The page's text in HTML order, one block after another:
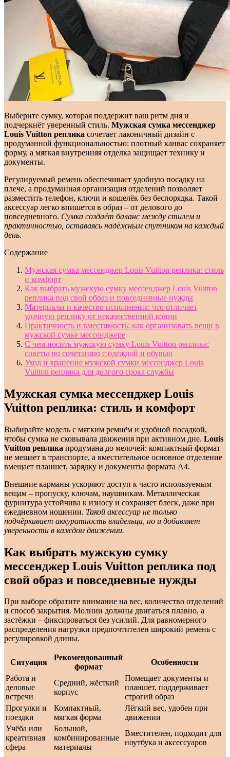
Выберите сумку, которая поддержит ваш ритм дня и
подчеркнёт уверенный стиль. Мужская сумка мессенджер
Louis Vuitton реплика сочетает лаконичный дизайн с
продуманной функциональностью: плотный канвас сохраняет
форму, а мягкая внутренняя отделка защищает технику и
документы.
Регулируемый ремень обеспечивает удобную посадку на
плече, а продуманная организация отделений позволяет
разместить телефон, ключи и кошелёк без беспорядка. Такой
аксессуар легко впишется в образ – от делового до
повседневного. Сумка создаёт баланс между стилем и
практичностью, оставаясь надёжным спутником на каждый
день.
Содержание
Мужская сумка мессенджер Louis Vuitton реплика: стиль
и комфорт
Как выбрать мужскую сумку мессенджер Louis Vuitton
реплика под свой образ и повседневные нужды
Материалы и качество исполнения: что отличает
удачную реплику от некачественной копии
Практичность и вместимость: как организовать вещи в
мужской сумке мессенджере
С чем носить мужскую сумку Louis Vuitton реплика:
советы по сочетанию с одеждой и обувью
Уход и хранение мужской сумки мессенджер Louis
Vuitton реплика для долгого срока службы
Мужская сумка мессенджер Louis
Vuitton реплика: стиль и комфорт
Выбирайте модель с мягким ремнём и удобной посадкой,
чтобы сумка не сковывала движения при активном дне. Louis
Vuitton реплика продумана до мелочей: компактный формат
не мешает в транспорте, а вместительное основное отделение
вмещает планшет, зарядку и документы формата А4.
Внешние карманы ускоряют доступ к часто используемым
вещам – пропуску, ключам, наушникам. Металлическая
фурнитура устойчива к износу и сохраняет блеск, даже при
ежедневном ношении. Такой аксессуар не только
подчёркивает аккуратность владельца, но и добавляет
уверенности в каждом движении.
Как выбрать мужскую сумку
мессенджер Louis Vuitton реплика под
свой образ и повседневные нужды
При выборе обратите внимание на вес, количество отделений
и способ закрытия. Молнии должны двигаться плавно, а
застёжки – фиксироваться без усилий. Для равномерного
распределения нагрузки предпочтителен широкий ремень с
регулировкой длины.
Ситуация
Рекомендованный
формат
Особенности
Работа и
деловые
встречи
Средний, жёсткий
корпус
Помещает документы и
планшет, поддерживает
строгий образ
Прогулки и
поездки
Компактный,
мягкая форма
Лёгкий вес, удобен при
движении
Учёба или
креативная
сфера
Большой,
комбинированные
материалы
Вместителен, подходит для
ноутбука и аксессуаров